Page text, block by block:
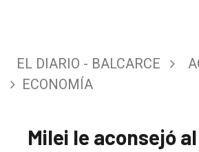
EL DIARIO - BALCARCE
ECONOMÍA
Milei le aconsejó